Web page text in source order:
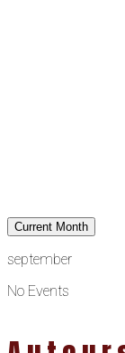
Current Month
september
No Events